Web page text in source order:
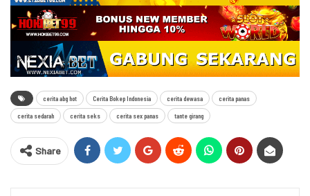
cerita abg hot Cerita Bokep Indonesia cerita dewasa cerita panas
cerita sedarah cerita seks cerita sex panas tante girang
Share